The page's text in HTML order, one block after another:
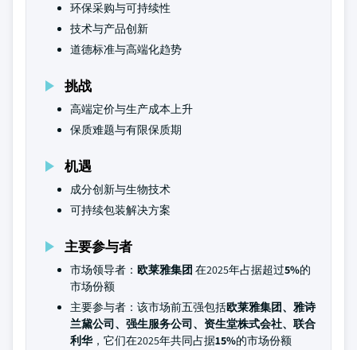
环保采购与可持续性
技术与产品创新
道德标准与高端化趋势
挑战
高端定价与生产成本上升
保质难题与有限保质期
机遇
成分创新与生物技术
可持续包装解决方案
主要参与者
市场领导者： 欧莱雅集团 在2025年占据超过5%的
市场份额
主要参与者：该市场前五强包括欧莱雅集团、雅诗
兰黛公司、强生服务公司、资生堂株式会社、联合
利华，它们在2025年共同占据15%的市场份额